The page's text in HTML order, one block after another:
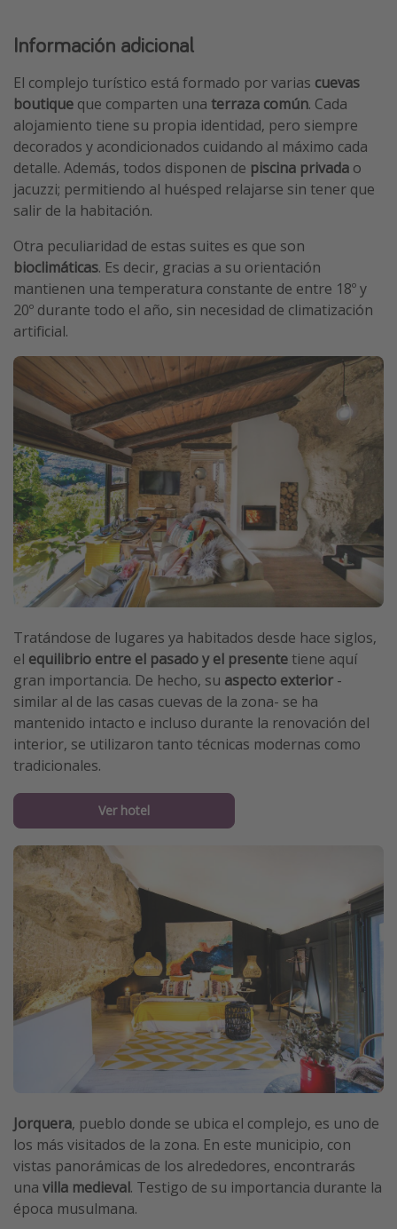
Información adicional
El complejo turístico está formado por varias cuevas
boutique que comparten una terraza común. Cada
alojamiento tiene su propia identidad, pero siempre
decorados y acondicionados cuidando al máximo cada
detalle. Además, todos disponen de piscina privada o
jacuzzi; permitiendo al huésped relajarse sin tener que
salir de la habitación.
Otra peculiaridad de estas suites es que son
bioclimáticas. Es decir, gracias a su orientación
mantienen una temperatura constante de entre 18º y
20º durante todo el año, sin necesidad de climatización
artificial.
Tratándose de lugares ya habitados desde hace siglos,
el equilibrio entre el pasado y el presente tiene aquí
gran importancia. De hecho, su aspecto exterior -
similar al de las casas cuevas de la zona- se ha
mantenido intacto e incluso durante la renovación del
interior, se utilizaron tanto técnicas modernas como
tradicionales.
Ver hotel
Jorquera, pueblo donde se ubica el complejo, es uno de
los más visitados de la zona. En este municipio, con
vistas panorámicas de los alrededores, encontrarás
una villa medieval. Testigo de su importancia durante la
época musulmana.